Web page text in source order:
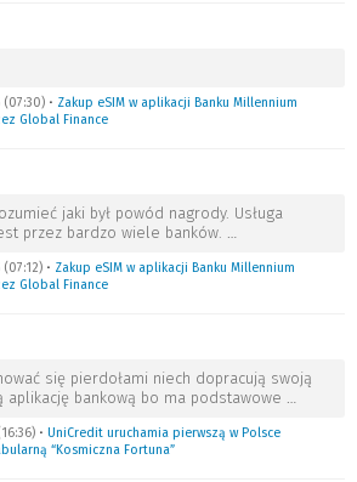
• Zakup eSIM w aplikacji Banku Millennium
Global Finance
jaki był powód nagrody. Usługa
przez bardzo wiele banków. …
• Zakup eSIM w aplikacji Banku Millennium
Global Finance
się pierdołami niech dopracują swoją
aplikację bankową bo ma podstawowe …
• UniCredit uruchamia pierwszą w Polsce
“Kosmiczna Fortuna”